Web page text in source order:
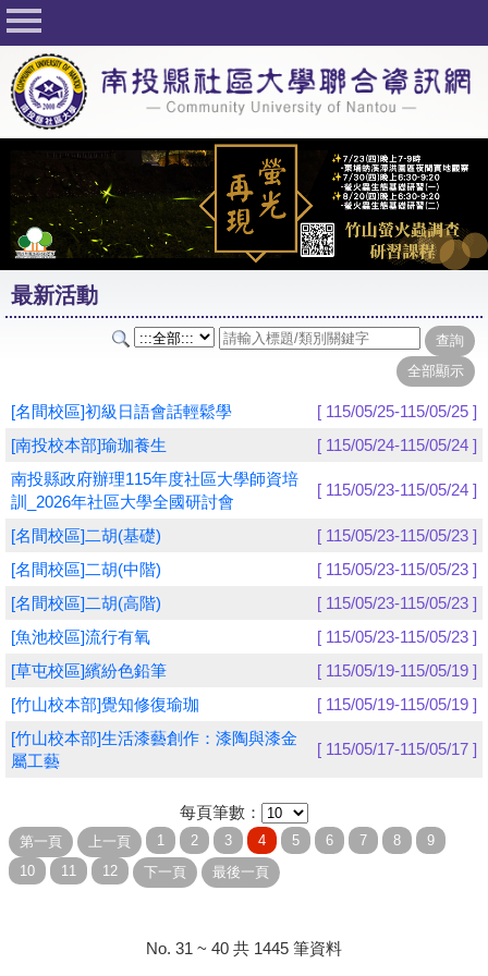
回首頁
關於社大
公佈欄
行事曆
最新活動
活動花絮
課程一覽表
志工與社團
友站連結
網路選課
學員專區
教師專區
評委專區
校務行政
最新活動
[名間校區]初級日語會話輕鬆學
[ 115/05/25-115/05/25 ]
[南投校本部]瑜珈養生
[ 115/05/24-115/05/24 ]
南投縣政府辦理115年度社區大學師資培
訓_2026年社區大學全國研討會
[ 115/05/23-115/05/24 ]
[名間校區]二胡(基礎)
[ 115/05/23-115/05/23 ]
[名間校區]二胡(中階)
[ 115/05/23-115/05/23 ]
[名間校區]二胡(高階)
[ 115/05/23-115/05/23 ]
[魚池校區]流行有氧
[ 115/05/23-115/05/23 ]
[草屯校區]繽紛色鉛筆
[ 115/05/19-115/05/19 ]
[竹山校本部]覺知修復瑜珈
[ 115/05/19-115/05/19 ]
[竹山校本部]生活漆藝創作：漆陶與漆金
屬工藝
[ 115/05/17-115/05/17 ]
每頁筆數：
No. 31 ~ 40 共 1445 筆資料